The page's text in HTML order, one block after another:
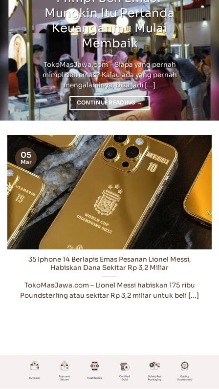
Mungkin Itu Pertanda
Keuanganmu Mulai
Membaik
TokoMasJawa.com – Siapa yang pernah
mimpi beli emas? Kalau ada yang pernah
mengalaminya, bisa jadi [...]
CONTINUE READING→
35 Iphone 14 Berlapis Emas Pesanan Lionel Messi,
Habiskan Dana Sekitar Rp 3,2 Miliar
TokoMasJawa.com – Lionel Messi habiskan 175 ribu
Poundsterling atau sekitar Rp 3,2 miliar untuk beli [...]
05
Mar